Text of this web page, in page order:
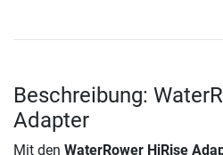
Beschreibung:
Adapter
Mit den WaterRower HiRise